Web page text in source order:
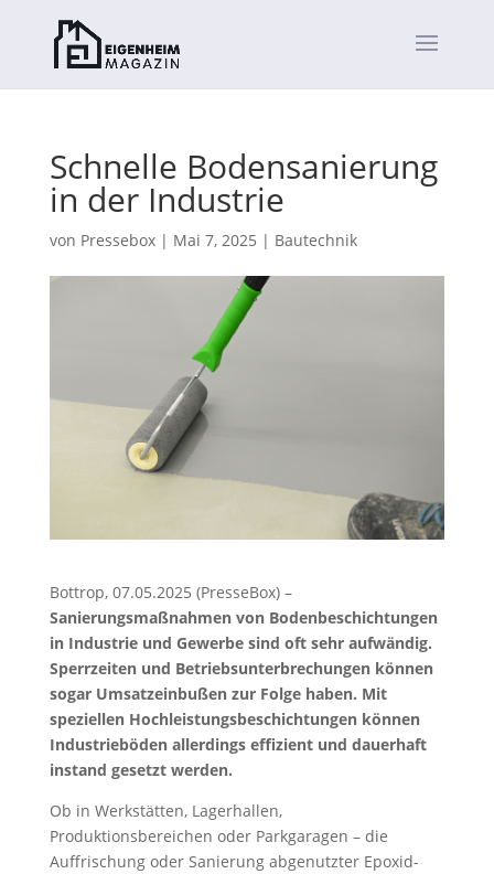
Schnelle Bodensanierung
in der Industrie
von Pressebox| Mai 7, 2025 | Bautechnik
Bottrop, 07.05.2025 (PresseBox) –
Sanierungsmaßnahmen von Bodenbeschichtungen
in Industrie und Gewerbe sind oft sehr aufwändig.
Sperrzeiten und Betriebsunterbrechungen können
sogar Umsatzeinbußen zur Folge haben. Mit
speziellen Hochleistungsbeschichtungen können
Industrieböden allerdings effizient und dauerhaft
instand gesetzt werden.
Ob in Werkstätten, Lagerhallen,
Produktionsbereichen oder Parkgaragen – die
Auffrischung oder Sanierung abgenutzter Epoxid-